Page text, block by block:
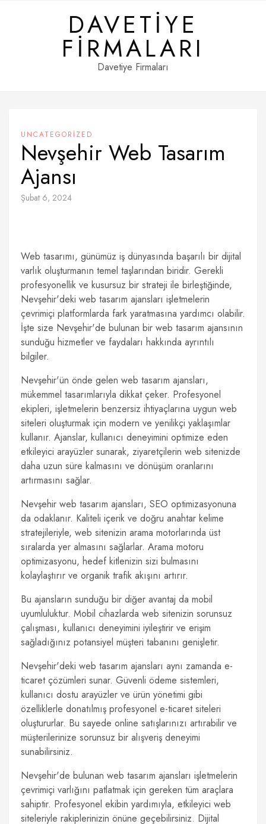
DAVETIYE
FIRMALARI
Davetiye Firmaları
UNCATEGORIZED
Nevşehir Web Tasarım
Ajansı
Şubat 6, 2024
Web tasarımı, günümüz iş dünyasında başarılı bir dijital
varlık oluşturmanın temel taşlarından biridir. Gerekli
profesyonellik ve kusursuz bir strateji ile birleştiğinde,
Nevşehir'deki web tasarım ajansları işletmelerin
çevrimiçi platformlarda fark yaratmasına yardımcı olabilir.
İşte size Nevşehir'de bulunan bir web tasarım ajansının
sunduğu hizmetler ve faydaları hakkında ayrıntılı
bilgiler.
Nevşehir'ün önde gelen web tasarım ajansları,
mükemmel tasarımlarıyla dikkat çeker. Profesyonel
ekipleri, işletmelerin benzersiz ihtiyaçlarına uygun web
siteleri oluşturmak için modern ve yenilikçi yaklaşımlar
kullanır. Ajanslar, kullanıcı deneyimini optimize eden
etkileyici arayüzler sunarak, ziyaretçilerin web sitenizde
daha uzun süre kalmasını ve dönüşüm oranlarını
artırmasını sağlar.
Nevşehir web tasarım ajansları, SEO optimizasyonuna
da odaklanır. Kaliteli içerik ve doğru anahtar kelime
stratejileriyle, web sitenizin arama motorlarında üst
sıralarda yer almasını sağlarlar. Arama motoru
optimizasyonu, hedef kitlenizin sizi bulmasını
kolaylaştırır ve organik trafik akışını artırır.
Bu ajansların sunduğu bir diğer avantaj da mobil
uyumluluktur. Mobil cihazlarda web sitenizin sorunsuz
çalışması, kullanıcı deneyimini iyileştirir ve erişim
sağladığınız potansiyel müşteri tabanını genişletir.
Nevşehir'deki web tasarım ajansları aynı zamanda e-
ticaret çözümleri sunar. Güvenli ödeme sistemleri,
kullanıcı dostu arayüzler ve ürün yönetimi gibi
özelliklerle donatılmış profesyonel e-ticaret siteleri
oluştururlar. Bu sayede online satışlarınızı artırabilir ve
müşterilerinize sorunsuz bir alışveriş deneyimi
sunabilirsiniz.
Nevşehir'de bulunan web tasarım ajansları işletmelerin
çevrimiçi varlığını patlatmak için gereken tüm araçlara
sahiptir. Profesyonel ekibin yardımıyla, etkileyici web
siteleriyle rakiplerinizin önüne geçebilirsiniz. Dijital